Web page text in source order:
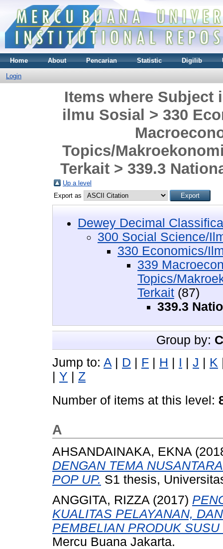
Home About Pencarian Statistic Digilib
Login
Items where Subject
ilmu Sosial > 330
Topics/
Terkait > 339.3
Up a level
Export as
Dewey Decimal
300 Social Science/
330 Economics/
339
Topics/
Terkait (87)
339.3
Group by:
Jump to: A D F H I J K
Y
Z
Number of items at this level:
A
AHSANDAINAKA, EKNA
DENGAN TEMA
POP UP. S1 thesis,
ANGGITA, RIZZA (2017)
KUALITAS PELAYANAN,
PEMBELIAN PRODUK
Mercu Buana Jakarta.